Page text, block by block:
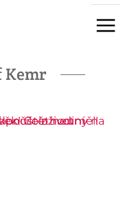
Menu
Kemr